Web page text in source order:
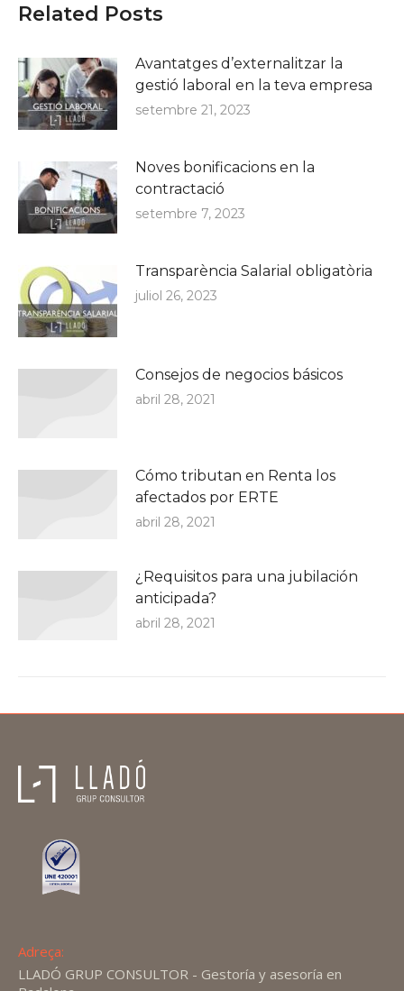
Related Posts
Avantatges d’externalitzar la
gestió laboral en la teva empresa
setembre 21, 2023
Noves bonificacions en la
contractació
setembre 7, 2023
Transparència Salarial obligatòria
juliol 26, 2023
Consejos de negocios básicos
abril 28, 2021
Cómo tributan en Renta los
afectados por ERTE
abril 28, 2021
¿Requisitos para una jubilación
anticipada?
abril 28, 2021
Adreça:
LLADÓ GRUP CONSULTOR - Gestoría y asesoría en